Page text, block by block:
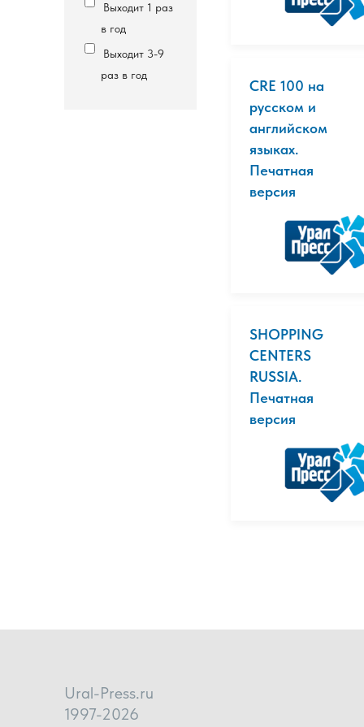
Выходит 1 раз
в год
Выходит 3-9
раз в год
CRE 100 на
русском и
английском
языках.
Печатная
версия
SHOPPING
CENTERS
RUSSIA.
Печатная
версия
Ural-Press.ru
1997-2026